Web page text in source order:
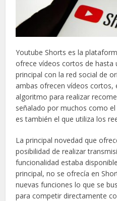
Youtube Shorts es la
ofrece vídeos cortos de hasta
principal con la red social de
ambas ofrecen vídeos cortos,
algoritmo para realizar
señalado por muchos como
es también el que utiliza los
La principal novedad que
posibilidad de realizar
funcionalidad estaba
principal, no se ofrecía en
nuevas funciones lo que se
para competir directamente